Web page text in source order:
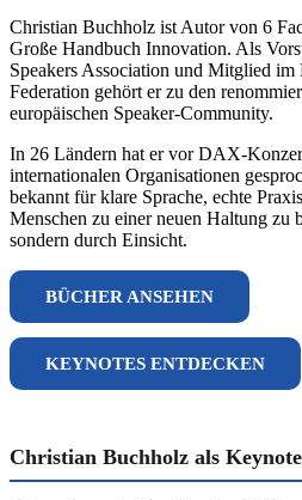
Christian Buchholz ist Autor von 6
Große Handbuch Innovation. Als
Speakers Association und Mitglied im
Federation gehört er zu den
europäischen Speaker-Community.
In 26 Ländern hat er vor DAX-
internationalen Organisationen
bekannt für klare Sprache, echte
Menschen zu einer neuen Haltung zu
sondern durch Einsicht.
BÜCHER ANSEHEN
KEYNOTES ENTDECKEN
Christian Buchholz als